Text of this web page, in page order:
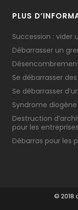
PLUS
Succession : vider
Débarrasser un
Se débarrasser
Se débarrasser
Syndrome
Destruction
pour les entreprises
Débarras pour les
© 2018